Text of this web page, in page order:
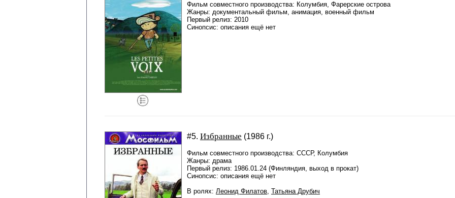
Фильм совместного производства: Колумбия, Фарерские острова
Жанры: документальный фильм, анимация, военный фильм
Первый релиз: 2010
Синопсис: описания ещё нет
#5. Избранные (1986 г.)
Фильм совместного производства: СССР, Колумбия
Жанры: драма
Первый релиз: 1986.01.24 (Финляндия, выход в прокат)
Синопсис: описания ещё нет
В ролях: Леонид Филатов, Татьяна Друбич